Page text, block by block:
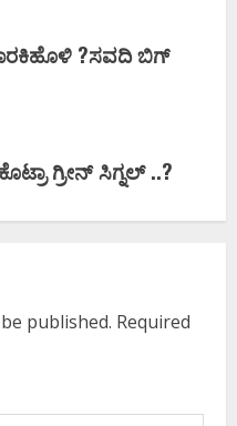
?ಸವದಿ ಬಿಗ್‌
ಗ್ರೀನ್‌ ಸಿಗ್ನಲ್ ..?
published. Required